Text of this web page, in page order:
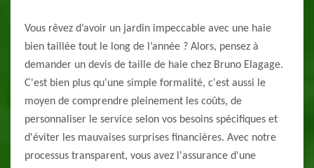
Vous rêvez d’avoir un jardin impeccable avec une haie
bien taillée tout le long de l’année ? Alors, pensez à
demander un devis de taille de haie chez Bruno Elagage.
C'est bien plus qu'une simple formalité, c'est aussi le
moyen de comprendre pleinement les coûts, de
personnaliser le service selon vos besoins spécifiques et
d'éviter les mauvaises surprises financières. Avec notre
processus transparent, vous avez l'assurance d'une